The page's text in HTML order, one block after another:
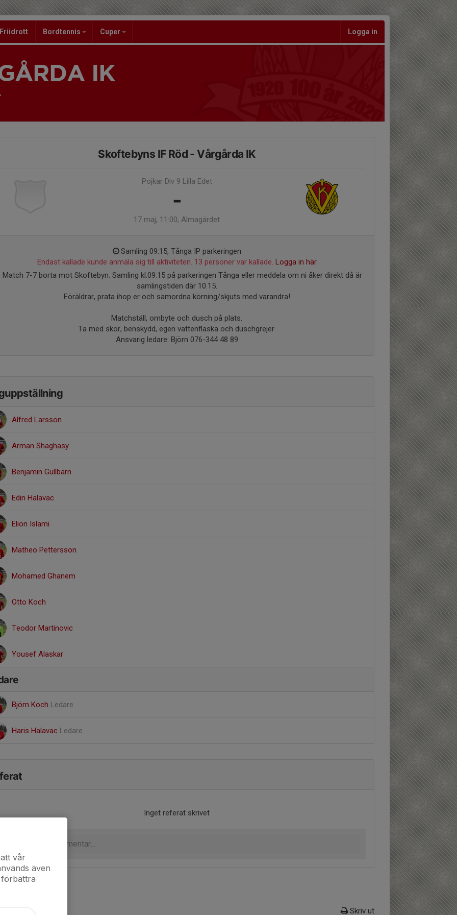
Friidrott Bordtennis Cuper Logga in
IK
Skoftebyns IF Röd - Vårgårda IK
Pojkar Div 9 Lilla Edet
-
17 maj, 11:00, Almagärdet
Samling 09:15, Tånga IP parkeringen
Endast kallade kunde anmäla sig till aktiviteten. 13 personer var kallade. Logga in här
Match 7-7 borta mot Skoftebyn. Samling kl.09.15 på parkeringen Tånga eller meddela om ni åker direkt då är
samlingstiden där 10.15.
Föräldrar, prata ihop er och samordna körning/skjuts med varandra!
Matchställ, ombyte och dusch på plats.
Ta med skor, benskydd, egen vattenflaska och duschgrejer.
Ansvarig ledare: Björn 076-344 48 89
Alfred Larsson
Arman Shaghasy
Benjamin Gullbärn
Edin Halavac
Elion Islami
Matheo Pettersson
Mohamed Ghanem
Otto Koch
Teodor Martinovic
Yousef Alaskar
Björn Koch Ledare
Haris Halavac Ledare
Inget referat skrivet
Skriv ut
vår
även